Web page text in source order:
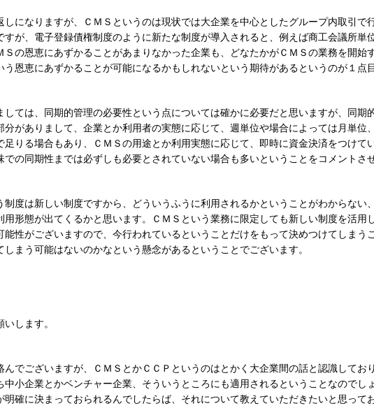
しになりますが、ＣＭＳというのは現状では大企業を中心としたグループ内取引で
すが、電子登録債権制度のように新たな制度が導入されると、例えば商工会議所単
Ｓの恩恵にあずかることがあまりなかった企業も、どなたかがＣＭＳの業務を開始
恩恵にあずかることが可能になるかもしれないという期待があるというのが１点目
しては、同期的管理の必要性という点については確かに必要だと思いますが、同期
がありまして、企業とか利用者の実態に応じて、週単位や場合によっては月単位、
足りる場合もあり、ＣＭＳの用途とか利用実態に応じて、即時に資金決済をつけて
の同期性までは必ずしも必要とされていない場合も多いということをコメントさ
度は新しい制度ですから、どういうふうに利用されるかということがわからない、
用形態が出てくるかと思います。ＣＭＳという業務に限定しても新しい制度を活用
性がございますので、今行われているということだけをもって決めつけてしまうこ
まう可能はないのかなという懸念があるということでございます。
します。
んでございますが、ＣＭＳとかＣＣＰというのはとかく大企業間の話と認識しており
中小企業とかベンチャー企業、そういうところにも適用されるということなのでしょ
明確に決まっておられるんでしたらば、それについて教えていただきたいと思って